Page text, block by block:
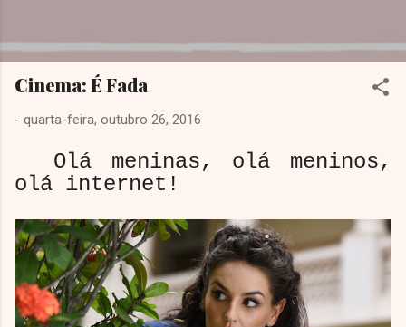
Cinema: É Fada
- quarta-feira, outubro 26, 2016
Olá meninas, olá meninos,
olá internet!